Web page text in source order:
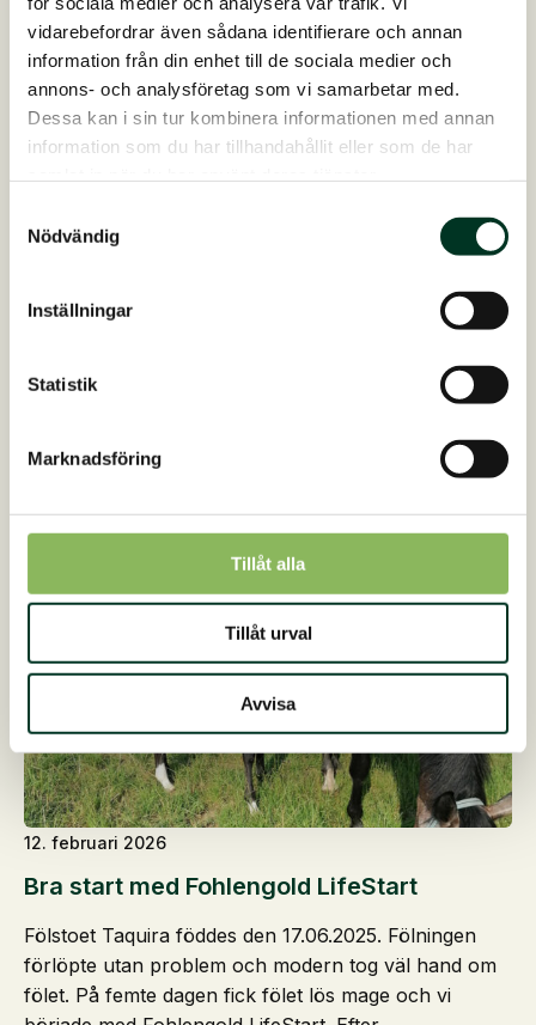
vidarebefordrar även sådana identifierare och annan
information från din enhet till de sociala medier och
annons- och analysföretag som vi samarbetar med.
Dessa kan i sin tur kombinera informationen med annan
information som du har tillhandahållit eller som de har
Nödvändig
Inställningar
Statistik
Marknadsföring
Tillåt alla
Tillåt urval
Avvisa
och svans!
veckor kliat sin man och svans en hel del, och efter
kontakt med våra rådgivare rekommenderades det att
prova NeemOil Shampoo från vår…
Bra start med Fohlengold LifeStart
12. februari 2026
Fölstoet Taquira föddes den 17.06.2025. Fölningen
förlöpte utan problem och modern tog väl hand om
fölet. På femte dagen fick fölet lös mage och vi